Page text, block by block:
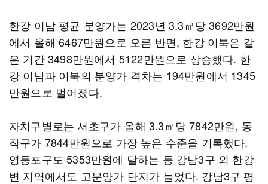
한강 이남 평균 분양가는 2023년 3.3㎡당 3692만원
에서 올해 6467만원으로 오른 반면, 한강 이북은 같
은 기간 3498만원에서 5122만원으로 상승했다. 한
강 이남과 이북의 분양가 격차는 194만원에서 1345
만원으로 벌어졌다.
자치구별로는 서초구가 올해 3.3㎡당 7842만원, 동
작구가 7844만원으로 가장 높은 수준을 기록했다.
영등포구도 5353만원에 달하는 등 강남3구 외 한강
변 지역에서도 고분양가 단지가 늘었다. 강남3구 평